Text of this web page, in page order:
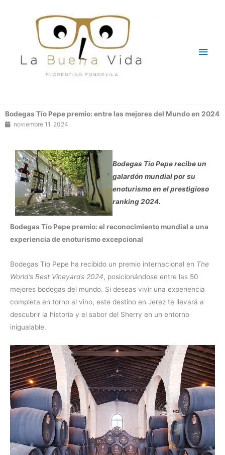
Bodegas Tío Pepe premio: entre las mejores del Mundo en 2024
noviembre 11, 2024
Bodegas Tío Pepe recibe un
galardón mundial por su
enoturismo en el prestigioso
ranking 2024.
Bodegas Tío Pepe premio: el reconocimiento mundial a una
experiencia de enoturismo excepcional
Bodegas Tío Pepe ha recibido un premio internacional en The
World’s Best Vineyards 2024, posicionándose entre las 50
mejores bodegas del mundo. Si deseas vivir una experiencia
completa en torno al vino, este destino en Jerez te llevará a
descubrir la historia y el sabor del Sherry en un entorno
inigualable.